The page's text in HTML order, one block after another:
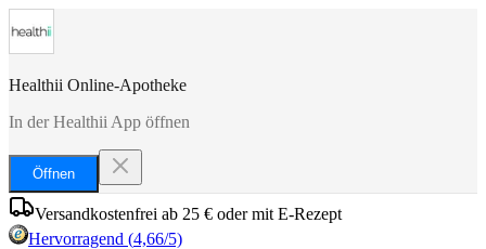
Healthii Online-Apotheke
In der Healthii App öffnen
Öffnen
Versandkostenfrei ab 25 € oder mit E-Rezept
Hervorragend (4,66/5)